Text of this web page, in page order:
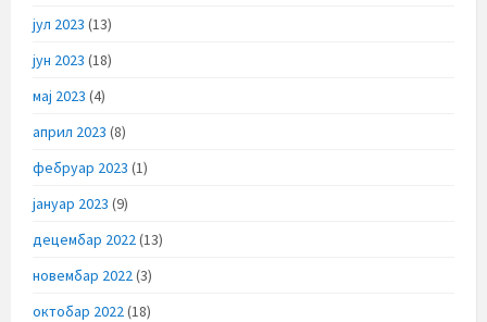
јул 2023 (13)
јун 2023 (18)
мај 2023 (4)
април 2023 (8)
фебруар 2023 (1)
јануар 2023 (9)
децембар 2022(13)
новембар 2022(3)
октобар 2022(18)